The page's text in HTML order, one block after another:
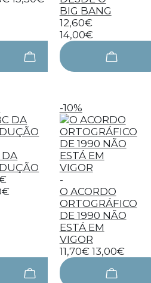
BIG BANG
12,60€
14,00€
DA
-10%
-
O ACORDO
ORTOGRÁFICO
DE 1990 NÃO
ESTÁ EM
VIGOR
11,70€ 13,00€